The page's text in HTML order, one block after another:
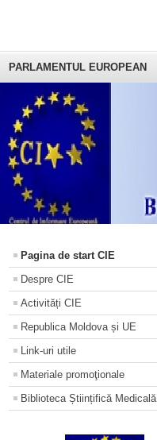
PARLAMENTUL EUROPEAN
Pagina de start CIE
Despre CIE
Activități CIE
Republica Moldova și UE
Link-uri utile
Materiale promoţionale
Biblioteca Științifică Medicală